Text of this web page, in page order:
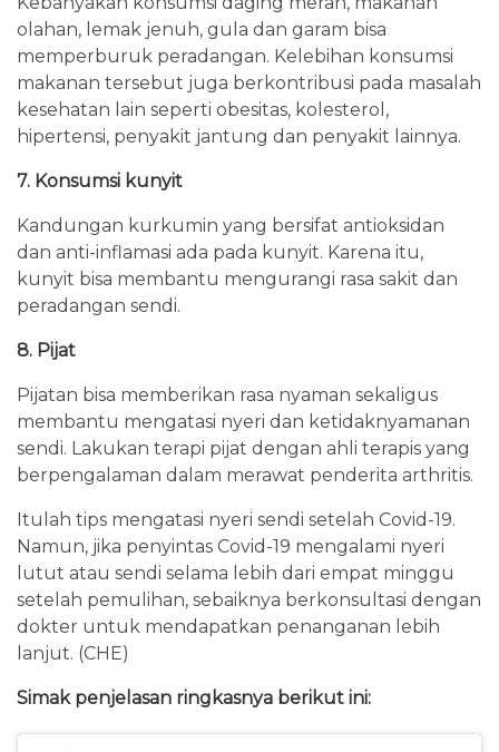
olahan, lemak jenuh, gula dan garam bisa
memperburuk peradangan. Kelebihan konsumsi
makanan tersebut juga berkontribusi pada masalah
kesehatan lain seperti obesitas, kolesterol,
hipertensi, penyakit jantung dan penyakit lainnya.
7. Konsumsi kunyit
Kandungan kurkumin yang bersifat antioksidan
dan anti-inflamasi ada pada kunyit. Karena itu,
kunyit bisa membantu mengurangi rasa sakit dan
peradangan sendi.
8. Pijat
Pijatan bisa memberikan rasa nyaman sekaligus
membantu mengatasi nyeri dan ketidaknyamanan
sendi. Lakukan terapi pijat dengan ahli terapis yang
berpengalaman dalam merawat penderita arthritis.
Itulah tips mengatasi nyeri sendi setelah Covid-19.
Namun, jika penyintas Covid-19 mengalami nyeri
lutut atau sendi selama lebih dari empat minggu
setelah pemulihan, sebaiknya berkonsultasi dengan
dokter untuk mendapatkan penanganan lebih
lanjut. (CHE)
Simak penjelasan ringkasnya berikut ini: